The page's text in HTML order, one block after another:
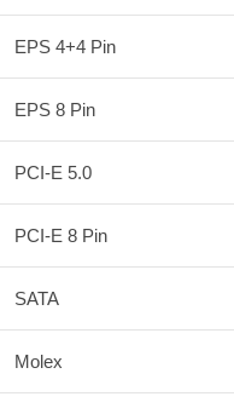
EPS 4+4 Pin
EPS 8 Pin
PCI-E 5.0
PCI-E 8 Pin
SATA
Molex